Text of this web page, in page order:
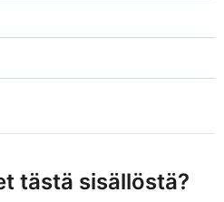
tästä sisällöstä?